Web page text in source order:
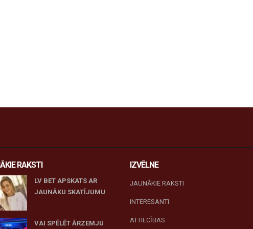
RAKSTI
LV BET APSKATS AR
JAUNĀKU SKATĪJUMU
VAI SPĒLĒT ĀRZEMJU
IZVĒLNE
JAUNĀKIE RAKSTI
INTERESANTI
ATTIECĪBAS